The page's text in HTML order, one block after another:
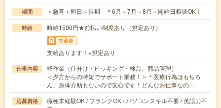
期間 ＜急募＞即日～長期 ＊6月～7月～8月～開始日相談OK！
時給 時給1500円★前払い制度あり（規定あり）
交通費
支給あります！※規定あり
仕事内容
軽作業（仕分け・ピッキング・検品、商品管理）
＜夕方からの時短でサポート業務！＞＊医療行為はもちろ
ん、身体介助もないので安心です！どんなお仕事なの…
応募資格
職種未経験OK / ブランクOK / パソコンスキル不要 / 英語力不